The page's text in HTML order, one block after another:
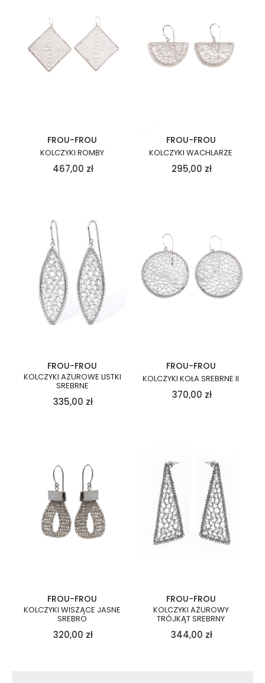
FROU-FROU
KOLCZYKI ROMBY
467,00 zł
FROU-FROU
KOLCZYKI WACHLARZE
295,00 zł
FROU-FROU
KOLCZYKI AŻUROWE LISTKI
SREBRNE
335,00 zł
FROU-FROU
KOLCZYKI KOŁA SREBRNE II
370,00 zł
FROU-FROU
KOLCZYKI WISZĄCE JASNE
SREBRO
320,00 zł
FROU-FROU
KOLCZYKI AŻUROWY
TRÓJKĄT SREBRNY
344,00 zł